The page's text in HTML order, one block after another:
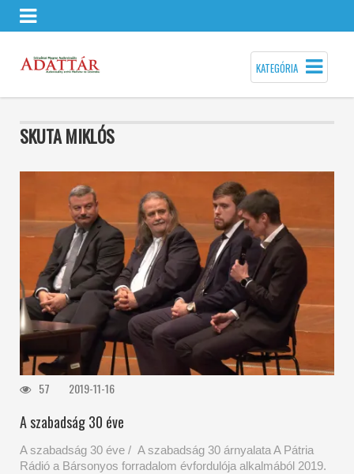
KATEGÓRIA
SKUTA MIKLÓS
57 2019-11-16
A szabadság 30 éve
A szabadság 30 éve / A szabadság 30 árnyalata A Pátria
Rádió a Bársonyos forradalom évfordulója alkalmából 2019.